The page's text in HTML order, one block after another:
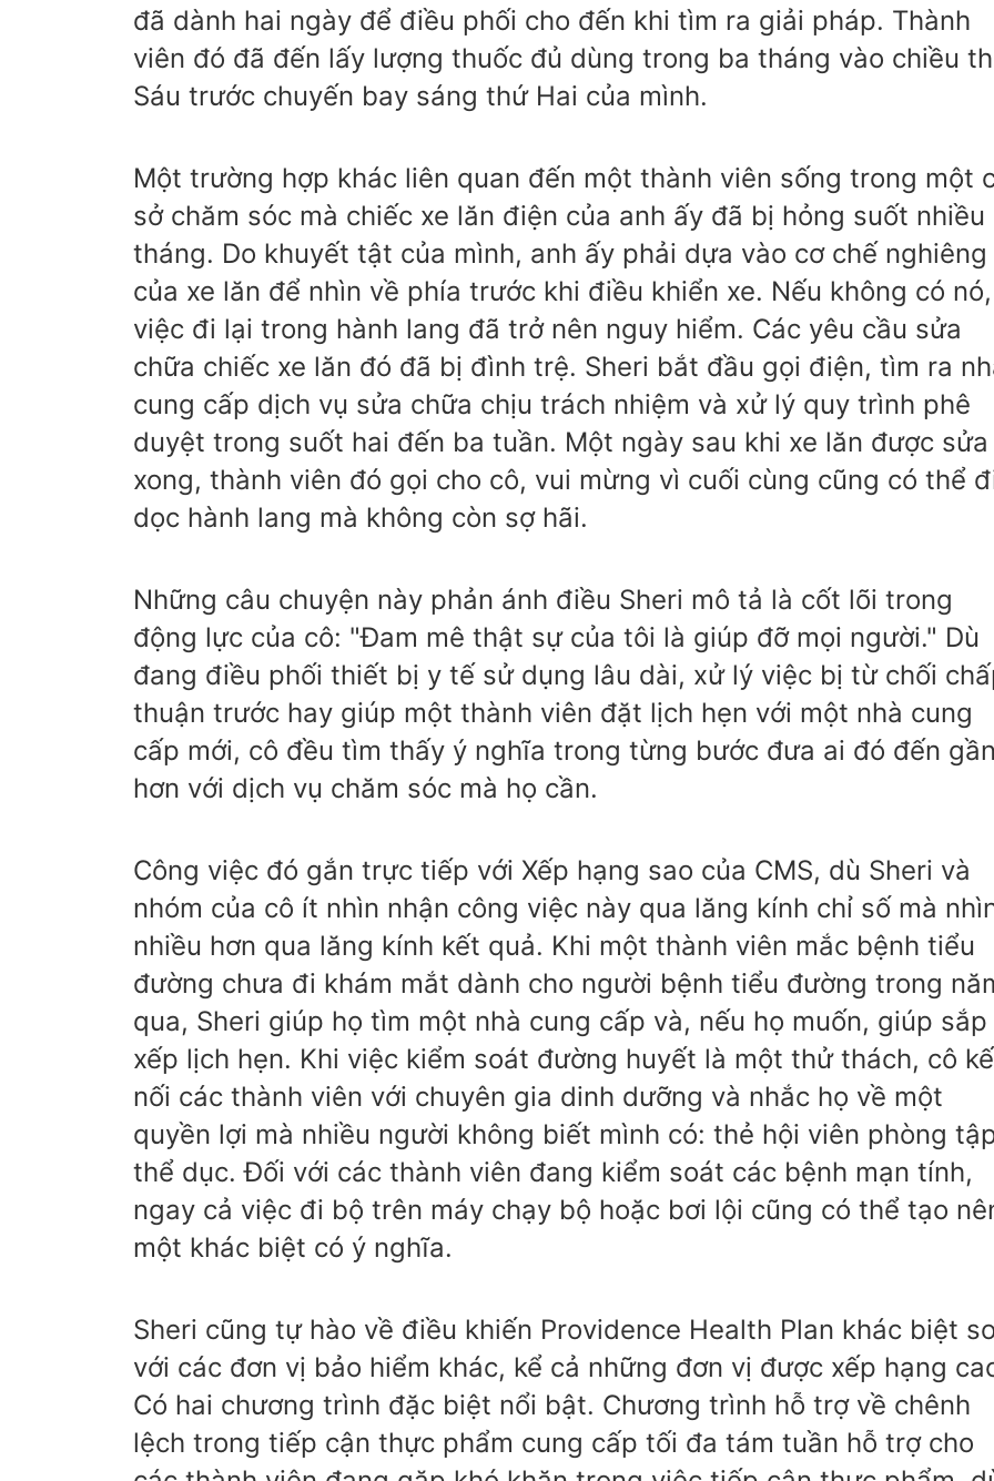
đã dành hai ngày để điều phối cho đến khi tìm ra giải pháp. Thành
viên đó đã đến lấy lượng thuốc đủ dùng trong ba tháng vào chiều
Sáu trước chuyến bay sáng thứ Hai của mình.
Một trường hợp khác liên quan đến một thành viên sống trong một
sở chăm sóc mà chiếc xe lăn điện của anh ấy đã bị hỏng suốt nhiều
tháng. Do khuyết tật của mình, anh ấy phải dựa vào cơ chế nghiêng
của xe lăn để nhìn về phía trước khi điều khiển xe. Nếu không có nó,
việc đi lại trong hành lang đã trở nên nguy hiểm. Các yêu cầu sửa
chữa chiếc xe lăn đó đã bị đình trệ. Sheri bắt đầu gọi điện, tìm ra
cung cấp dịch vụ sửa chữa chịu trách nhiệm và xử lý quy trình phê
duyệt trong suốt hai đến ba tuần. Một ngày sau khi xe lăn được sửa
xong, thành viên đó gọi cho cô, vui mừng vì cuối cùng cũng có thể
dọc hành lang mà không còn sợ hãi.
Những câu chuyện này phản ánh điều Sheri mô tả là cốt lõi trong
động lực của cô: "Đam mê thật sự của tôi là giúp đỡ mọi người." Dù
đang điều phối thiết bị y tế sử dụng lâu dài, xử lý việc bị từ chối
thuận trước hay giúp một thành viên đặt lịch hẹn với một nhà cung
cấp mới, cô đều tìm thấy ý nghĩa trong từng bước đưa ai đó đến
hơn với dịch vụ chăm sóc mà họ cần.
Công việc đó gắn trực tiếp với Xếp hạng sao của CMS, dù Sheri và
nhóm của cô ít nhìn nhận công việc này qua lăng kính chỉ số mà
nhiều hơn qua lăng kính kết quả. Khi một thành viên mắc bệnh tiểu
đường chưa đi khám mắt dành cho người bệnh tiểu đường trong
qua, Sheri giúp họ tìm một nhà cung cấp và, nếu họ muốn, giúp sắp
xếp lịch hẹn. Khi việc kiểm soát đường huyết là một thử thách, cô
nối các thành viên với chuyên gia dinh dưỡng và nhắc họ về một
quyền lợi mà nhiều người không biết mình có: thẻ hội viên phòng
thể dục. Đối với các thành viên đang kiểm soát các bệnh mạn tính,
ngay cả việc đi bộ trên máy chạy bộ hoặc bơi lội cũng có thể tạo
một khác biệt có ý nghĩa.
Sheri cũng tự hào về điều khiến Providence Health Plan khác biệt
với các đơn vị bảo hiểm khác, kể cả những đơn vị được xếp hạng
Có hai chương trình đặc biệt nổi bật. Chương trình hỗ trợ về chênh
lệch trong tiếp cận thực phẩm cung cấp tối đa tám tuần hỗ trợ cho